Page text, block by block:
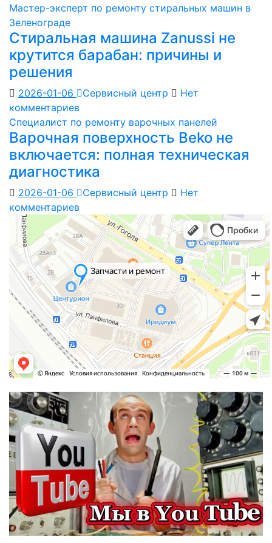
Мастер-эксперт по ремонту стиральных машин в
Зеленограде
Стиральная машина Zanussi не
крутится барабан: причины и
решения
2026-01-06 Сервисный центр
Нет
комментариев
Специалист по ремонту варочных панелей
Варочная поверхность Beko не
включается: полная техническая
диагностика
2026-01-06 Сервисный центр
Нет
комментариев